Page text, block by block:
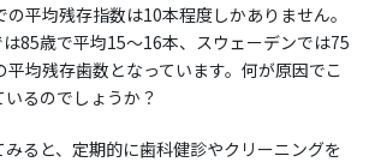
平均残存指数は10本程度しかありません。
85歳で平均15～16本、スウェーデンでは75
均残存歯数となっています。何が原因でこ
るのでしょうか？
ると、定期的に歯科健診やクリーニングを